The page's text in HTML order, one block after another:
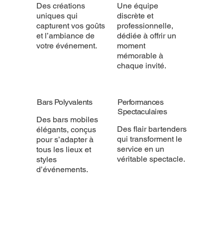
Des créations
uniques qui
capturent vos goûts
et l’ambiance de
votre événement.
Une équipe
discrète et
professionnelle,
dédiée à offrir un
moment
mémorable à
chaque invité.
Bars Polyvalents
Des bars mobiles
élégants, conçus
pour s’adapter à
tous les lieux et
styles
d’événements.
Performances
Spectaculaires
Des flair bartenders
qui transforment le
service en un
véritable spectacle.